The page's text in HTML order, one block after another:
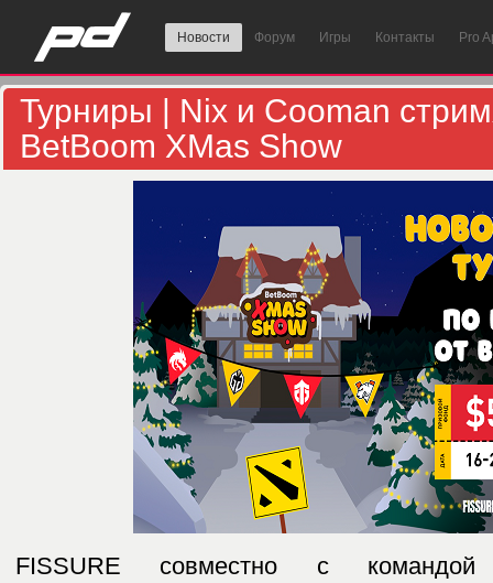
Новости Форум Игры Контакты Pro
Турниры | Nix и Cooman
BetBoom XMas Show
FISSURE совместно с командой